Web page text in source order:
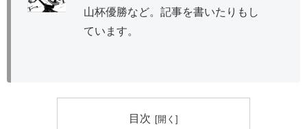
山杯優勝など。記事を書いたりもし
ています。
目次